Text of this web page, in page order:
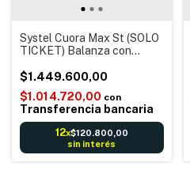
Systel Cuora Max St (SOLO
TICKET) Balanza con
barras Conexión a Pc + 10
Rollos
$1.449.600,00
$1.014.720,00 con
Transferencia bancaria
12x$120.800,00
sin interés